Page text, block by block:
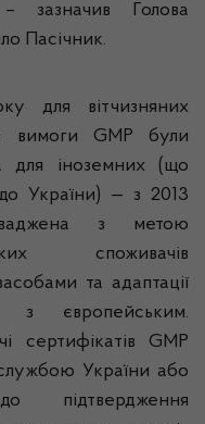
зазначив Голова
Пасічник.
для вітчизняних
вимоги GMP були
а для іноземних (що
України) — з 2013
з метою
споживачів
та адаптації
з європейським.
сертифікатів GMP
України або
підтвердження